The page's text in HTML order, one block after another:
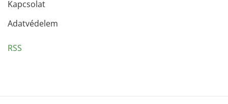
Kapcsolat
Adatvédelem
RSS